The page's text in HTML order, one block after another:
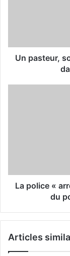
Un pasteur,
La police «
du
Articles